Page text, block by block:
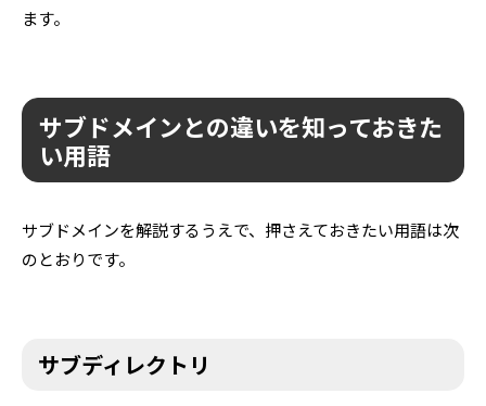
ます。
サブドメインとの違いを知っておきた
い用語
サブドメインを解説するうえで、押さえておきたい用語は次
のとおりです。
サブディレクトリ